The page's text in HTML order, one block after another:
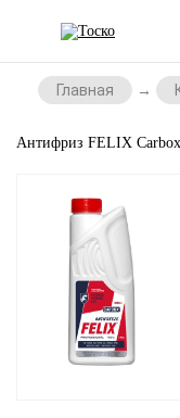
Главная
Антифриз FELIX